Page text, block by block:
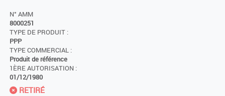
N° AMM
8000251
TYPE DE PRODUIT :
PPP
TYPE COMMERCIAL :
Produit de référence
1ÈRE AUTORISATION :
01/12/1980
RETIRÉ